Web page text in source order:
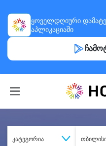
ყოველდღიური
აპლიკაციაში
კატეგორია